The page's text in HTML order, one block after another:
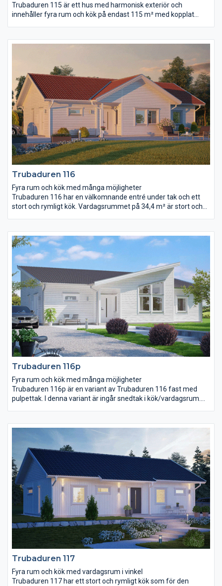
Trubaduren 115 är ett hus med harmonisk exteriör och
innehåller fyra rum och kök på endast 115 m² med kopplat
vardagsrum i en gemensam, ljus och öppen samvarodel.
Sovrummen ligger väl avskilda från varandra för ostörd
återhämtning.
Trubaduren 116
Fyra rum och kök med många möjligheter
Trubaduren 116 har en välkomnande entré under tak och ett
stort och rymligt kök. Vardagsrummet på 34,4 m² är stort och
exempel placera en utgång till trädgården här, flytta
klädkammardörren hit eller kanske wc-dörren? Rummet för
klädvård ligger nära entré och kök, bra för er som gillar att göra
flera saker samtidigt!
Trubaduren 116p
Fyra rum och kök med många möjligheter
Trubaduren 116p är en variant av Trubaduren 116 fast med
pulpettak. I denna variant är ingår snedtak i kök/vardagsrum.
ljust med högt snedtak. Det stora sovrummet anpassar ni efter
era egna önskemål. Ni kan till exempel placera en utgång till
trädgården här, flytta klädkammardörren hit eller kanske wc-
dörren? Rummet för klädvård ligger nära entré och kök, bra för
er som gillar att göra flera saker samtidigt!
Trubaduren 117
Fyra rum och kök med vardagsrum i vinkel
Trubaduren 117 har ett stort och rymligt kök som för den